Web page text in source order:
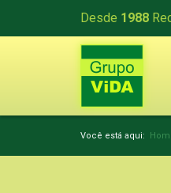
Desde 1988
Você está aqui: